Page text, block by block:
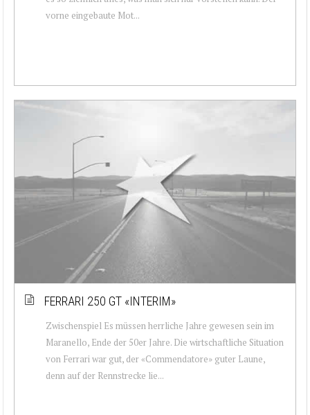
vorne eingebaute Mot...
FERRARI 250 GT «INTERIM»
Zwischenspiel Es müssen herrliche Jahre gewesen sein im
Maranello, Ende der 50er Jahre. Die wirtschaftliche Situation
von Ferrari war gut, der «Commendatore» guter Laune,
denn auf der Rennstrecke lie...